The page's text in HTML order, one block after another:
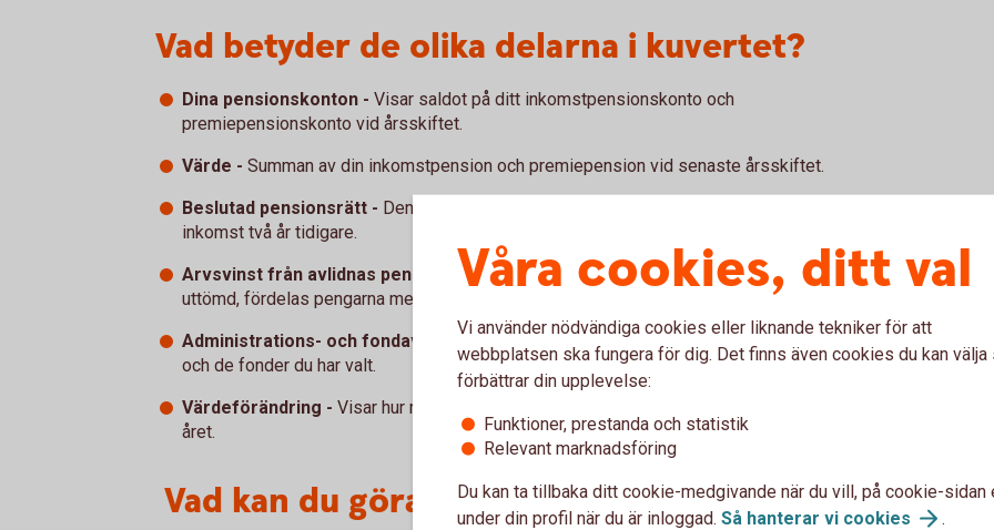
Vad betyder de olika delarna i kuvertet?
Dina pensionskonton - Visar saldot på ditt inkomstpensionskonto och
premiepensionskonto vid årsskiftet.
Värde - Summan av din inkomstpension och premiepension vid senaste årsskiftet.
Beslutad pensionsrätt - Den summa du tjänade in till din pension baserat på din
inkomst två år tidigare.
Arvsvinst från avlidnas pensionskonton -Om någon avlider innan pensionen är
uttömd, fördelas pengarna mellan övriga pensionssparare.
Administrations- och fondavgifter -Avgifter som tas ut för att hantera din pension
och de fonder du har valt.
Värdeförändring - Visar hur mycket din pension har ökat eller minskat i värde under
året.
Vad kan du göra nu?
Våra cookies, ditt val
Vi använder nödvändiga cookies eller liknande tekniker för att
webbplatsen ska fungera för dig. Det finns även cookies du kan välja
förbättrar din upplevelse:
Funktioner, prestanda och statistik
Relevant marknadsföring
Du kan ta tillbaka ditt cookie-medgivande när du vill, på cookie-sidan
under din profil när du är inloggad. Så hanterar vi cookies .